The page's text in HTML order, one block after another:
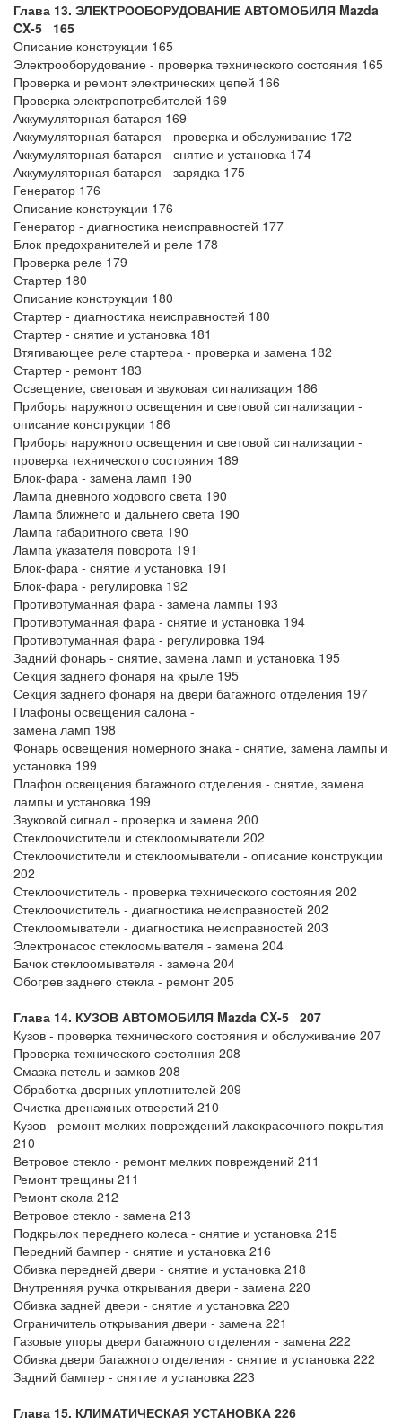
Глава 13. ЭЛЕКТРООБОРУДОВАНИЕ АВТОМОБИЛЯ Mazda
CX-5 165
Описание конструкции 165
Электрооборудование - проверка технического состояния 165
Проверка и ремонт электрических цепей 166
Проверка электропотребителей 169
Аккумуляторная батарея 169
Аккумуляторная батарея - проверка и обслуживание 172
Аккумуляторная батарея - снятие и установка 174
Аккумуляторная батарея - зарядка 175
Генератор 176
Описание конструкции 176
Генератор - диагностика неисправностей 177
Блок предохранителей и реле 178
Проверка реле 179
Стартер 180
Описание конструкции 180
Стартер - диагностика неисправностей 180
Стартер - снятие и установка 181
Втягивающее реле стартера - проверка и замена 182
Стартер - ремонт 183
Освещение, световая и звуковая сигнализация 186
Приборы наружного освещения и световой сигнализации -
описание конструкции 186
Приборы наружного освещения и световой сигнализации -
проверка технического состояния 189
Блок-фара - замена ламп 190
Лампа дневного ходового света 190
Лампа ближнего и дальнего света 190
Лампа габаритного света 190
Лампа указателя поворота 191
Блок-фара - снятие и установка 191
Блок-фара - регулировка 192
Противотуманная фара - замена лампы 193
Противотуманная фара - снятие и установка 194
Противотуманная фара - регулировка 194
Задний фонарь - снятие, замена ламп и установка 195
Секция заднего фонаря на крыле 195
Секция заднего фонаря на двери багажного отделения 197
Плафоны освещения салона -
замена ламп 198
Фонарь освещения номерного знака - снятие, замена лампы и
установка 199
Плафон освещения багажного отделения - снятие, замена
лампы и установка 199
Звуковой сигнал - проверка и замена 200
Стеклоочистители и стеклоомыватели 202
Стеклоочистители и стеклоомыватели - описание конструкции
202
Стеклоочиститель - проверка технического состояния 202
Стеклоочиститель - диагностика неисправностей 202
Стеклоомыватели - диагностика неисправностей 203
Электронасос стеклоомывателя - замена 204
Бачок стеклоомывателя - замена 204
Обогрев заднего стекла - ремонт 205
Глава 14. КУЗОВ АВТОМОБИЛЯ Mazda CX-5 207
Кузов - проверка технического состояния и обслуживание 207
Проверка технического состояния 208
Смазка петель и замков 208
Обработка дверных уплотнителей 209
Очистка дренажных отверстий 210
Кузов - ремонт мелких повреждений лакокрасочного покрытия
210
Ветровое стекло - ремонт мелких повреждений 211
Ремонт трещины 211
Ремонт скола 212
Ветровое стекло - замена 213
Подкрылок переднего колеса - снятие и установка 215
Передний бампер - снятие и установка 216
Обивка передней двери - снятие и установка 218
Внутренняя ручка открывания двери - замена 220
Обивка задней двери - снятие и установка 220
Ограничитель открывания двери - замена 221
Газовые упоры двери багажного отделения - замена 222
Обивка двери багажного отделения - снятие и установка 222
Задний бампер - снятие и установка 223
Глава 15. КЛИМАТИЧЕСКАЯ УСТАНОВКА 226